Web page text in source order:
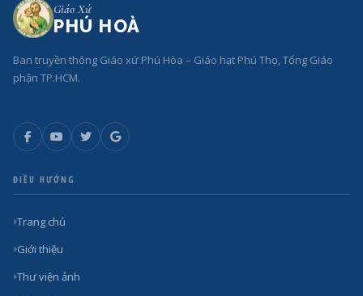
Giáo Xứ
PHÚ HOÀ
Ban truyền thông Giáo xứ Phú Hòa – Giáo hạt Phú Thọ, Tổng Giáo
phận TP.HCM.
ĐIỀU HƯỚNG
Trang chủ
Giới thiệu
Thư viện ảnh